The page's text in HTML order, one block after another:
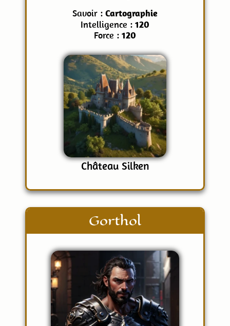
Savoir : Cartographie
Intelligence : 120
Force : 120
Château Silken
Gorthol